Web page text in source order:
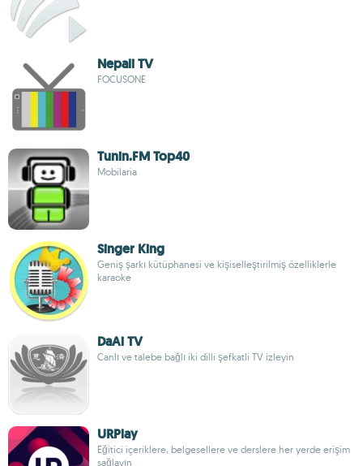
Nepali TV
FOCUSONE
Tunin.FM Top40
Mobilaria
Singer King
Geniş şarkı kütüphanesi ve kişiselleştirilmiş özelliklerle
karaoke
DaAi TV
Canlı ve talebe bağlı iki dilli şefkatli TV izleyin
URPlay
Eğitici içeriklere, belgesellere ve derslere her yerde erişim
sağlayın